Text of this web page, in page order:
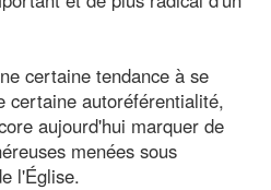
certaine tendance à se
certaine autoréférentialité,
aujourd'hui marquer de
menées sous
l'Église.